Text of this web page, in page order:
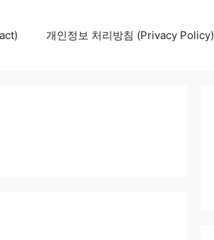
개인정보 처리방침 (Privacy Policy)